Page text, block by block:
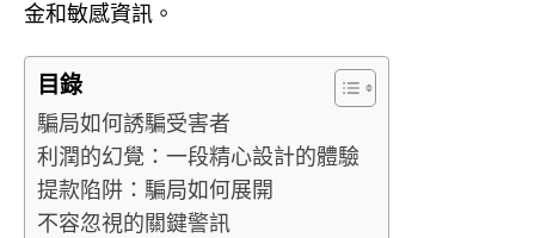
金和敏感資訊。
目錄
騙局如何誘騙受害者
利潤的幻覺：一段精心設計的體驗
提款陷阱：騙局如何展開
不容忽視的關鍵警訊